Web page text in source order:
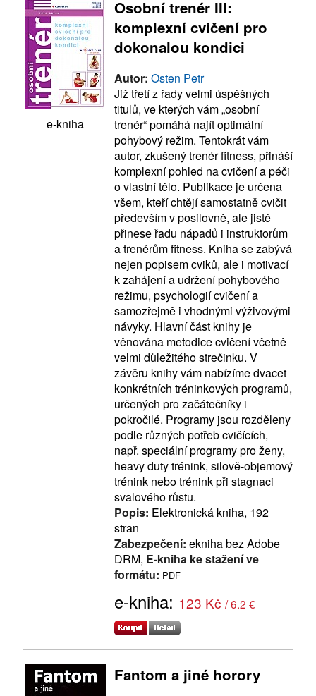
e-kniha
Osobní trenér III:
komplexní cvičení pro
dokonalou kondici
Autor: Osten Petr
Již třetí z řady velmi úspěšných
titulů, ve kterých vám „osobní
trenér“ pomáhá najít optimální
pohybový režim. Tentokrát vám
autor, zkušený trenér fitness, přináší
komplexní pohled na cvičení a péči
o vlastní tělo. Publikace je určena
všem, kteří chtějí samostatně cvičit
především v posilovně, ale jistě
přinese řadu nápadů i instruktorům
a trenérům fitness. Kniha se zabývá
nejen popisem cviků, ale i motivací
k zahájení a udržení pohybového
režimu, psychologií cvičení a
samozřejmě i vhodnými výživovými
návyky. Hlavní část knihy je
věnována metodice cvičení včetně
velmi důležitého strečinku. V
závěru knihy vám nabízíme dvacet
konkrétních tréninkových programů,
určených pro začátečníky i
pokročilé. Programy jsou rozděleny
podle různých potřeb cvičících,
např. speciální programy pro ženy,
heavy duty trénink, silově-objemový
trénink nebo trénink při stagnaci
svalového růstu.
Popis: Elektronická kniha, 192
stran
Zabezpečení: ekniha bez Adobe
DRM, E-kniha ke stažení ve
formátu: PDF
e-kniha: 123 Kč / 6.2 €
Fantom a jiné horory